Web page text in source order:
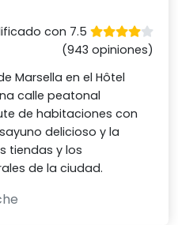
con 7.5
(943 opiniones)
Marsella en el Hôtel
calle peatonal
de habitaciones con
delicioso y la
tiendas y los
de la ciudad.